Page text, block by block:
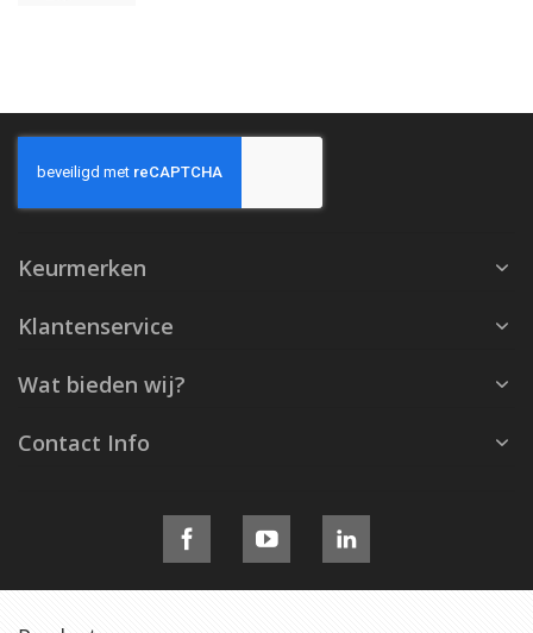
Keurmerken
Klantenservice
Wat bieden wij?
Contact Info